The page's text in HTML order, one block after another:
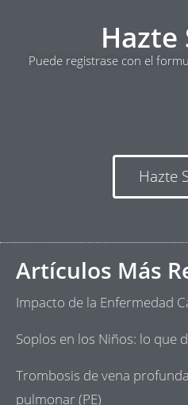
Hazte
Puede registrase con el
Hazte
Artículos Más
Impacto de la Enfermedad
Soplos en los Niños: lo que
Trombosis de vena
pulmonar (PE)